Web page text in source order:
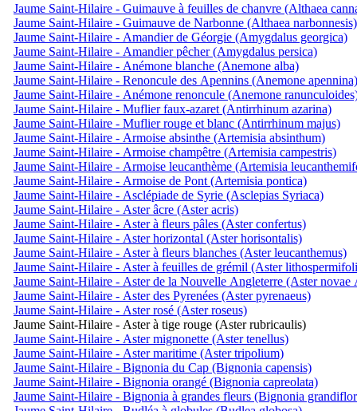
Jaume Saint-Hilaire - Guimauve à feuilles de chanvre (Althaea
Jaume Saint-Hilaire - Guimauve de Narbonne (Althaea narbonnesis)
Jaume Saint-Hilaire - Amandier de Géorgie (Amygdalus georgica)
Jaume Saint-Hilaire - Amandier pêcher (Amygdalus persica)
Jaume Saint-Hilaire - Anémone blanche (Anemone alba)
Jaume Saint-Hilaire - Renoncule des Apennins (Anemone apennina)
Jaume Saint-Hilaire - Anémone renoncule (Anemone
Jaume Saint-Hilaire - Muflier faux-azaret (Antirrhinum azarina)
Jaume Saint-Hilaire - Muflier rouge et blanc (Antirrhinum majus)
Jaume Saint-Hilaire - Armoise absinthe (Artemisia absinthum)
Jaume Saint-Hilaire - Armoise champêtre (Artemisia campestris)
Jaume Saint-Hilaire - Armoise leucanthème (Artemisia
Jaume Saint-Hilaire - Armoise de Pont (Artemisia pontica)
Jaume Saint-Hilaire - Asclépiade de Syrie (Asclepias Syriaca)
Jaume Saint-Hilaire - Aster âcre (Aster acris)
Jaume Saint-Hilaire - Aster à fleurs pâles (Aster confertus)
Jaume Saint-Hilaire - Aster horizontal (Aster horisontalis)
Jaume Saint-Hilaire - Aster à fleurs blanches (Aster leucanthemus)
Jaume Saint-Hilaire - Aster à feuilles de grémil (Aster
Jaume Saint-Hilaire - Aster de la Nouvelle Angleterre (Aster novae
Jaume Saint-Hilaire - Aster des Pyrenées (Aster pyrenaeus)
Jaume Saint-Hilaire - Aster rosé (Aster roseus)
Jaume Saint-Hilaire - Aster à tige rouge (Aster rubricaulis)
Jaume Saint-Hilaire - Aster mignonette (Aster tenellus)
Jaume Saint-Hilaire - Aster maritime (Aster tripolium)
Jaume Saint-Hilaire - Bignonia du Cap (Bignonia capensis)
Jaume Saint-Hilaire - Bignonia orangé (Bignonia capreolata)
Jaume Saint-Hilaire - Bignonia à grandes fleurs (Bignonia